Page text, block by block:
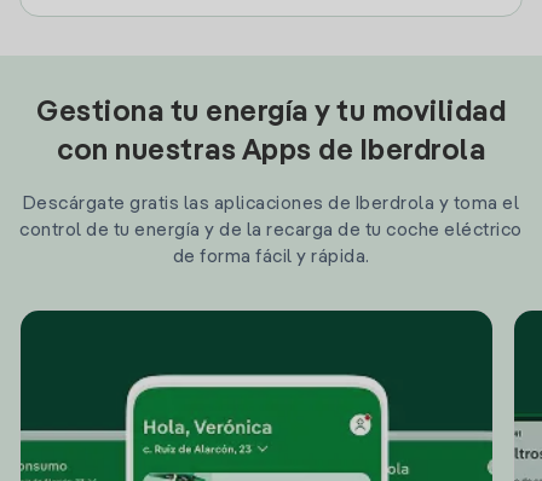
Gestiona tu energía y tu movilidad
con nuestras Apps de Iberdrola
Descárgate gratis las aplicaciones de Iberdrola y toma el
control de tu energía y de la recarga de tu coche eléctrico
de forma fácil y rápida.